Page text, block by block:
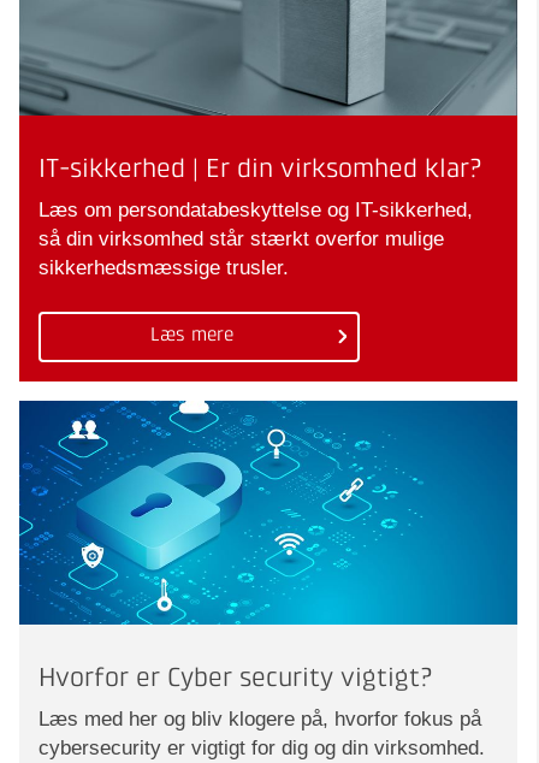
IT-sikkerhed | Er din virksomhed klar?
Læs om persondatabeskyttelse og IT-sikkerhed,
så din virksomhed står stærkt overfor mulige
sikkerhedsmæssige trusler.
Læs mere
Hvorfor er Cyber security vigtigt?
Læs med her og bliv klogere på, hvorfor fokus på
cybersecurity er vigtigt for dig og din virksomhed.